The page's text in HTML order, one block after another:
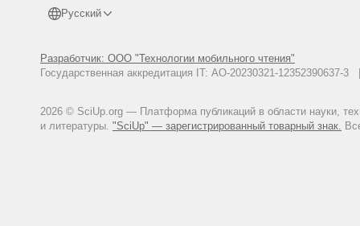
Русский
Разработчик: ООО "Технологии мобильного чтения"
Государственная аккредитация IT: АО-20230321-
2026 © SciUp.org — Платформа публикаций в области науки,
и литературы. "SciUp" — зарегистрированный товарный знак.